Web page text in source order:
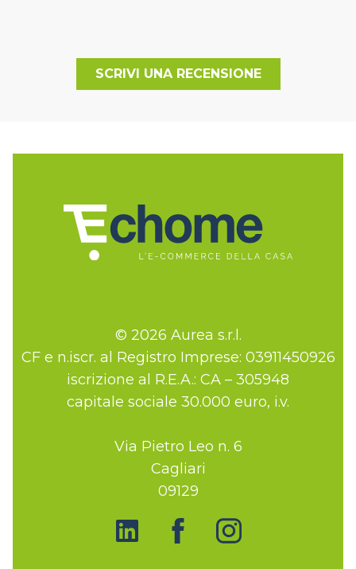
SCRIVI UNA RECENSIONE
© 2026 Aurea s.r.l.
CF e n.iscr. al Registro Imprese: 03911450926
iscrizione al R.E.A.: CA – 305948
capitale sociale 30.000 euro, i.v.
Via Pietro Leo n. 6
Cagliari
09129